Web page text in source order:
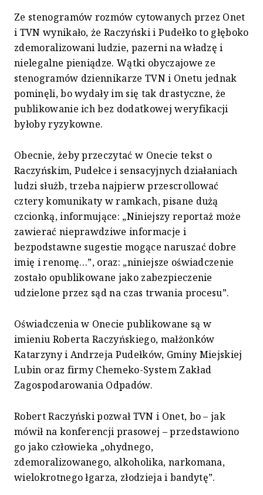
Ze stenogramów rozmów cytowanych przez Onet
i TVN wynikało, że Raczyński i Pudełko to głęboko
zdemoralizowani ludzie, pazerni na władzę i
nielegalne pieniądze. Wątki obyczajowe ze
stenogramów dziennikarze TVN i Onetu jednak
pominęli, bo wydały im się tak drastyczne, że
publikowanie ich bez dodatkowej weryfikacji
byłoby ryzykowne.
Obecnie, żeby przeczytać w Onecie tekst o
Raczyńskim, Pudełce i sensacyjnych działaniach
ludzi służb, trzeba najpierw przescrollować
cztery komunikaty w ramkach, pisane dużą
czcionką, informujące: „Niniejszy reportaż może
zawierać nieprawdziwe informacje i
bezpodstawne sugestie mogące naruszać dobre
imię i renomę…”, oraz: „niniejsze oświadczenie
zostało opublikowane jako zabezpieczenie
udzielone przez sąd na czas trwania procesu”.
Oświadczenia w Onecie publikowane są w
imieniu Roberta Raczyńskiego, małżonków
Katarzyny i Andrzeja Pudełków, Gminy Miejskiej
Lubin oraz firmy Chemeko-System Zakład
Zagospodarowania Odpadów.
Robert Raczyński pozwał TVN i Onet, bo – jak
mówił na konferencji prasowej – przedstawiono
go jako człowieka „ohydnego,
zdemoralizowanego, alkoholika, narkomana,
wielokrotnego łgarza, złodzieja i bandytę”.